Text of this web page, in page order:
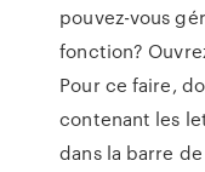
pouvez-vous
fonction?
Pour ce faire,
contenant les
dans la barre